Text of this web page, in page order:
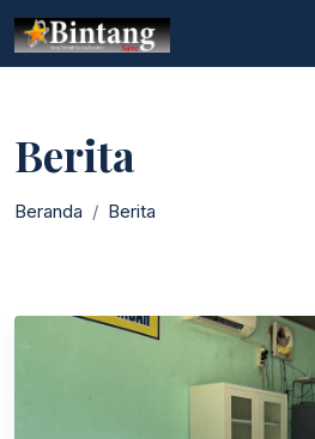
Berita
Beranda Berita